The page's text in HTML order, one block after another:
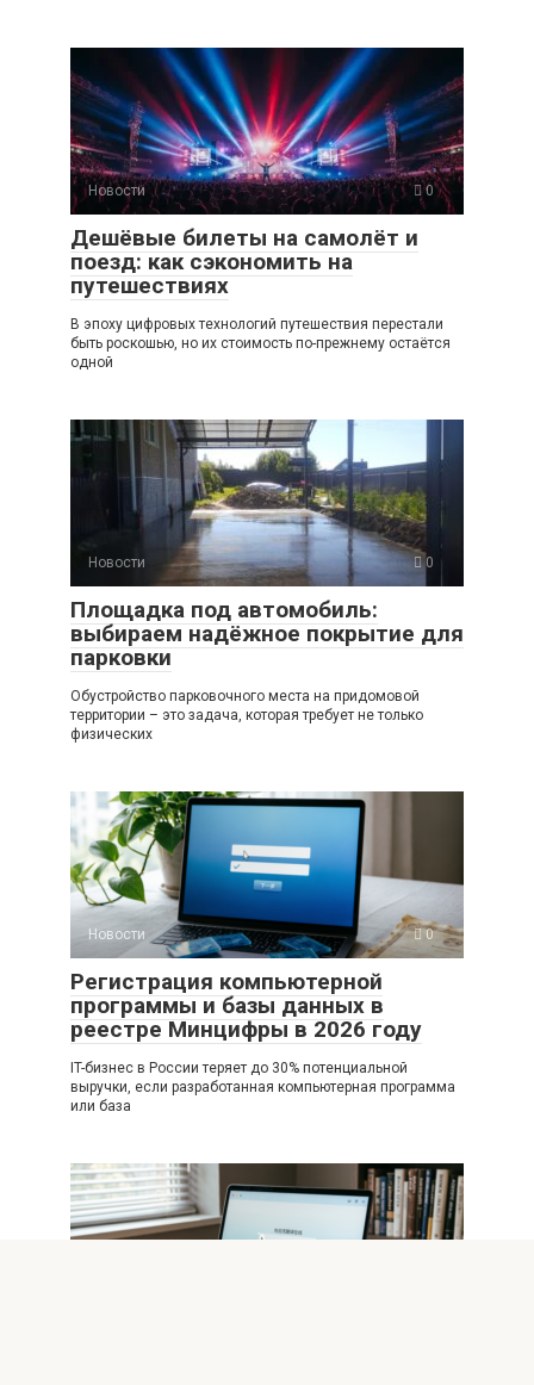
Новости 0
Дешёвые билеты на самолёт и
поезд: как сэкономить на
путешествиях
В эпоху цифровых технологий путешествия перестали
быть роскошью, но их стоимость по-прежнему остаётся
одной
Новости 0
Площадка под автомобиль:
выбираем надёжное покрытие для
парковки
Обустройство парковочного места на придомовой
территории – это задача, которая требует не только
физических
Новости 0
Регистрация компьютерной
программы и базы данных в
реестре Минцифры в 2026 году
IT-бизнес в России теряет до 30% потенциальной
выручки, если разработанная компьютерная программа
или база